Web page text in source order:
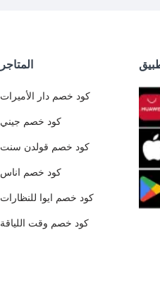
المتاجر
كود خصم دار الأميرات
كود خصم جيني
كود خصم قولدن سنت
كود خصم اناس
كود خصم ايوا للنظارات
كود خصم وقت اللياقة